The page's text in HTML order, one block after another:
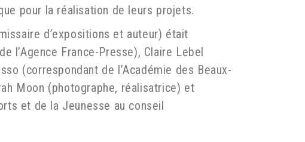
pour la réalisation de leurs projets.
d’expositions et auteur) était
l’Agence France-Presse), Claire Lebel
(correspondant de l’Académie des Beaux-
Moon (photographe, réalisatrice) et
et de la Jeunesse au conseil